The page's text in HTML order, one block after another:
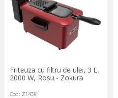
Friteuza cu filtru de ulei, 3 L,
2000 W, Rosu - Zokura
Cod: Z1438